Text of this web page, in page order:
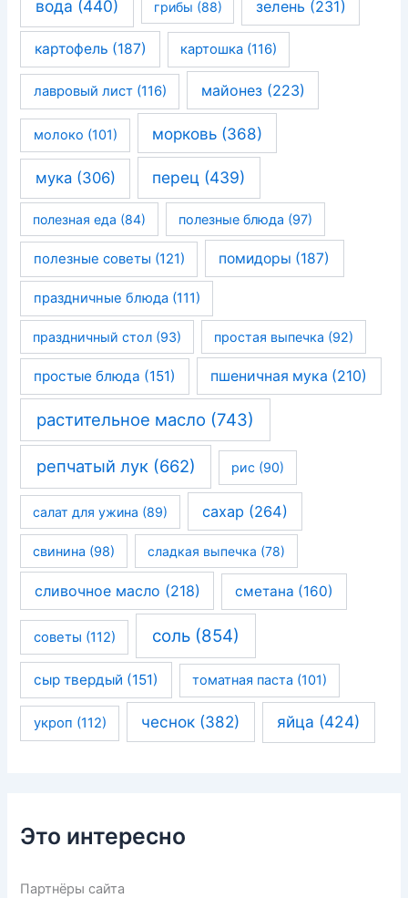
вода (440) грибы (88) зелень (231)
картофель (187) картошка (116)
лавровый лист(116) майонез(223)
молоко (101) морковь(368)
мука(306) перец (439)
полезная еда (84) полезные блюда (97)
полезные советы (121) помидоры (187)
праздничные блюда(111)
праздничный стол (93) простая выпечка (92)
простые блюда (151) пшеничная мука (210)
растительное масло (743)
репчатый лук(662) рис (90)
салат для ужина (89) сахар (264)
свинина (98) сладкая выпечка (78)
сливочное масло (218) сметана (160)
советы (112) соль(854)
сыр твердый (151) томатная паста (101)
укроп (112) чеснок (382) яйца (424)
Это интересно
Партнёры сайта